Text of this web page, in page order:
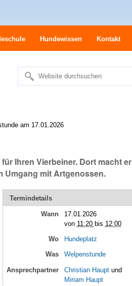
Hundewissen Kontakt
Website durchsuchen
Erweiterte
am 17.01.2026
Ihren Vierbeiner. Dort macht er
Umgang mit Artgenossen.
Termindetails
Wann
17.01.2026
von 11:20 bis 12:00
Wo Hundeplatz
Was Welpenstunde
Ansprechpartner Christian Hauptund
Miriam Haupt